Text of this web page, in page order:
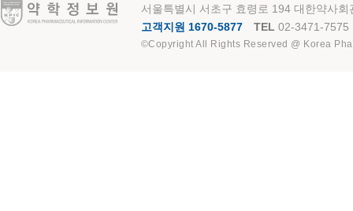
약학정보원
서울특별시 서초구 효령로 194 대한약사
고객지원 1670-5877
TEL 02-3471-7575
©Copyright All Rights Reserved @ Korea